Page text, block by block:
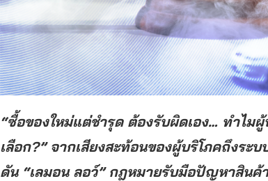
“ซื้อของใหม่แต่ชำรุด ต้องรับผิดเอง… ทำไม
เลือก?” จากเสียงสะท้อนของผู้บริโภคถึงระ
ดัน “เลมอน ลอว์” กฎหมายรับมือปัญหาสินค้